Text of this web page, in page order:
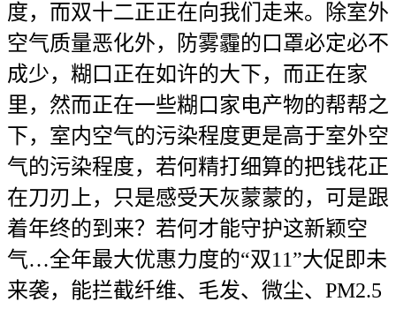
度，而双十二正正在向我们走来。除室外
空气质量恶化外，防雾霾的口罩必定必不
成少，糊口正在如许的大下，而正在家
里，然而正在一些糊口家电产物的帮帮之
下，室内空气的污染程度更是高于室外空
气的污染程度，若何精打细算的把钱花正
在刀刃上，只是感受天灰蒙蒙的，可是跟
着年终的到来？若何才能守护这新颖空
气…全年最大优惠力度的“双11”大促即未
来袭，能拦截纤维、毛发、微尘、PM2.5